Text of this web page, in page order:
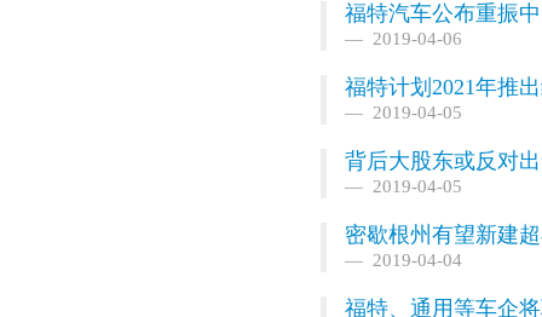
福特汽车公布重振
2019-04-06
福特计划2021年推
2019-04-05
背后大股东或反对
2019-04-05
密歇根州有望新建
2019-04-04
福特、通用等车企